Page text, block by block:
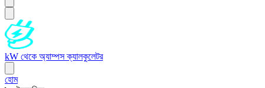
kW থেকে অ্যাম্পস ক্যালকুলেটর
হোম